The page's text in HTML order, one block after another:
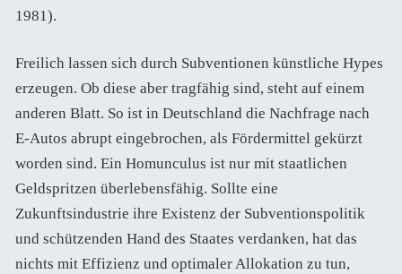
1981).
Freilich lassen sich durch Subventionen künstliche Hypes
erzeugen. Ob diese aber tragfähig sind, steht auf einem
anderen Blatt. So ist in Deutschland die Nachfrage nach
E-Autos abrupt eingebrochen, als Fördermittel gekürzt
worden sind. Ein Homunculus ist nur mit staatlichen
Geldspritzen überlebensfähig. Sollte eine
Zukunftsindustrie ihre Existenz der Subventionspolitik
und schützenden Hand des Staates verdanken, hat das
nichts mit Effizienz und optimaler Allokation zu tun,